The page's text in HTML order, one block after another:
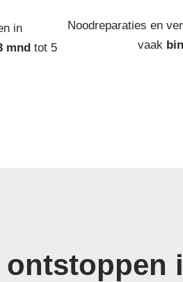
in
mndtot 5
Noodreparaties en
vaak
ontstoppen